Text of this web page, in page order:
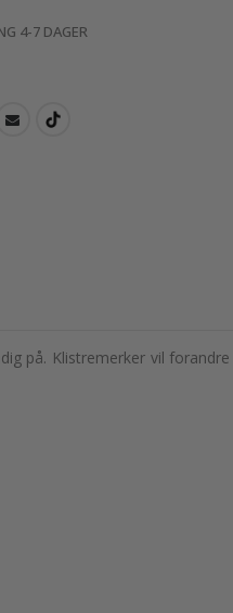
4-7 DAGER
på. Klistremerker vil